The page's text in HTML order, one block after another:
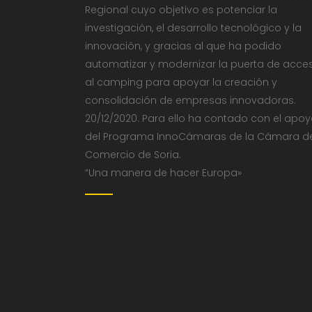
Regional cuyo objetivo es potenciar la
investigación, el desarrollo tecnológico y la
innovación, y gracias al que ha podido
automatizar y modernizar la puerta de
al camping para apoyar la creación y
consolidación de empresas innovadoras.
20/12/2020. Para ello ha contado con el
del Programa InnoCámaras de la Cámara
Comercio de Soria.
“Una manera de hacer Europa»